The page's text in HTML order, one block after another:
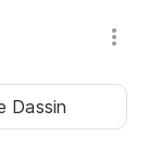
Dassin